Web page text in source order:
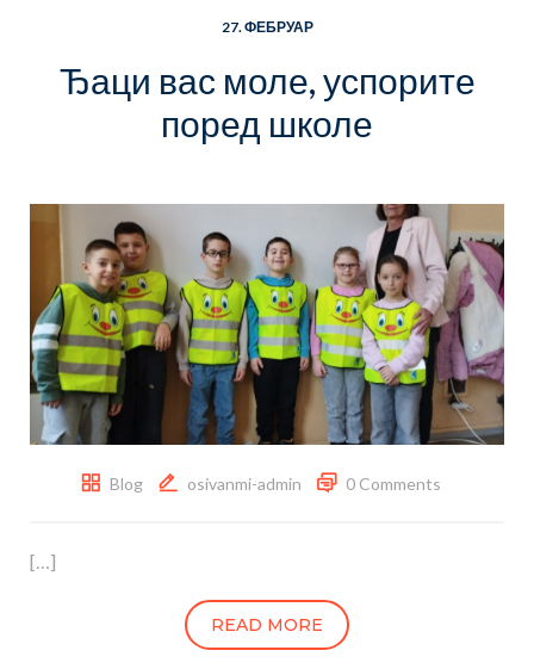
27. ФЕБРУАР
Ђаци вас моле, успорите
поред школе
Blog osivanmi-admin 0 Comments
[…]
READ MORE